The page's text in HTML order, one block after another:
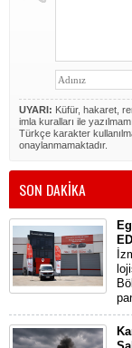
UYARI: Küfür, hakaret,
imla kuralları ile
Türkçe karakter
onaylanmamaktadır.
SON DAKİKA